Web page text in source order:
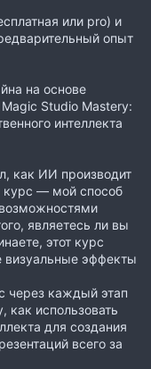
или pro) и
опыт
на основе
Magic Studio Mastery:
интеллекта
как ИИ производит
курс — мой способ
являетесь ли вы
этот курс
визуальные эффекты
через каждый этап
как использовать
для создания
всего за